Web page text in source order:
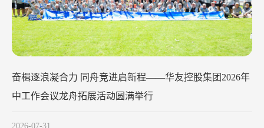
举行
华友钴业2026年中工作会议在